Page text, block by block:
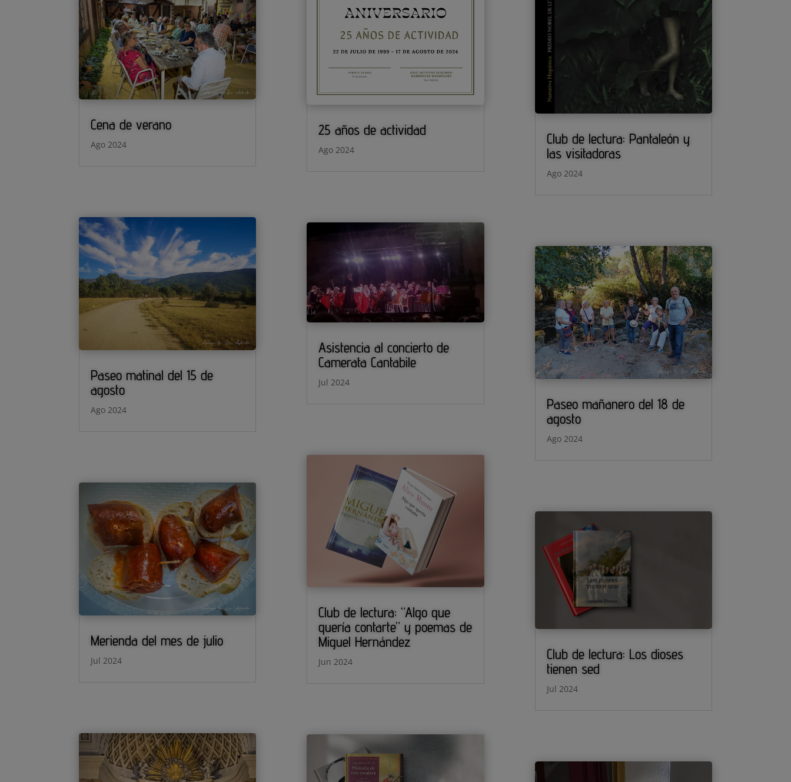
Cena de verano
Ago 2024
Paseo matinal del 15 de
agosto
Ago 2024
Merienda del mes de julio
Jul 2024
25 años de actividad
Ago 2024
Asistencia al concierto de
Camerata Cantabile
Jul 2024
Club de lectura: “Algo que
quería contarte” y poemas de
Miguel Hernández
Jun 2024
Club de lectura: Pantaleón y
las visitadoras
Ago 2024
Paseo mañanero del 18 de
agosto
Ago 2024
Club de lectura: Los dioses
tienen sed
Jul 2024